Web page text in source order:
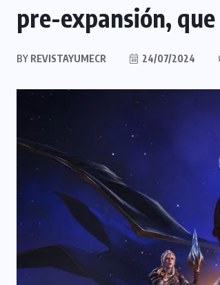
pre-expansión,
BY REVISTAYUMECR 24/07/2024